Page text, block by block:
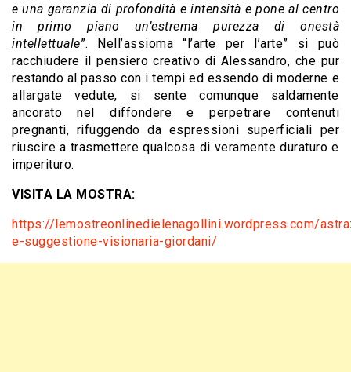
e una garanzia di profondità e intensità e pone al centro
in primo piano un’estrema purezza di onestà
intellettuale”. Nell’assioma “l’arte per l’arte” si può
racchiudere il pensiero creativo di Alessandro, che pur
restando al passo con i tempi ed essendo di moderne e
allargate vedute, si sente comunque saldamente
ancorato nel diffondere e perpetrare contenuti
pregnanti, rifuggendo da espressioni superficiali per
riuscire a trasmettere qualcosa di veramente duraturo e
imperituro.
VISITA LA MOSTRA:
https://lemostreonlinedielenagollini.wordpress.com/
e-suggestione-visionaria-giordani/